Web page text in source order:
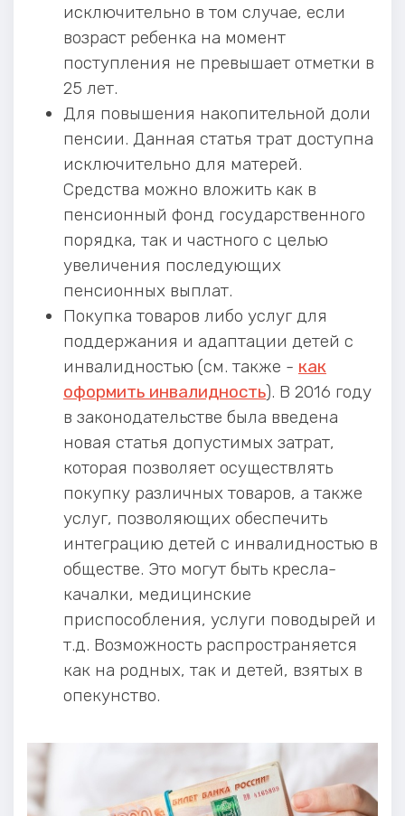
исключительно в том случае, если
возраст ребенка на момент
поступления не превышает отметки в
25 лет.
Для повышения накопительной доли
пенсии. Данная статья трат доступна
исключительно для матерей.
Средства можно вложить как в
пенсионный фонд государственного
порядка, так и частного с целью
увеличения последующих
пенсионных выплат.
Покупка товаров либо услуг для
поддержания и адаптации детей с
инвалидностью (см. также - как
оформить инвалидность). В 2016 году
в законодательстве была введена
новая статья допустимых затрат,
которая позволяет осуществлять
покупку различных товаров, а также
услуг, позволяющих обеспечить
интеграцию детей с инвалидностью в
обществе. Это могут быть кресла-
качалки, медицинские
приспособления, услуги поводырей и
т.д. Возможность распространяется
как на родных, так и детей, взятых в
опекунство.